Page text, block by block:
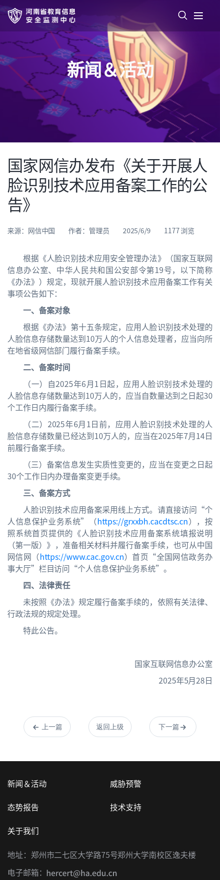
新闻＆活动
国家网信办发布《关于开展人
脸识别技术应用备案工作的公
告》
来源：网信中国 作者：管理员 2025/6/9 1177 浏览
根据《人脸识别技术应用安全管理办法》（国家互联网
信息办公室、中华人民共和国公安部令第19号，以下简称
《办法》）规定，现就开展人脸识别技术应用备案工作有关
事项公告如下：
一、备案对象
根据《办法》第十五条规定，应用人脸识别技术处理的
人脸信息存储数量达到10万人的个人信息处理者，应当向所
在地省级网信部门履行备案手续。
二、备案时间
（一）自2025年6月1日起，应用人脸识别技术处理的
人脸信息存储数量达到10万人的，应当自数量达到之日起30
个工作日内履行备案手续。
（二）2025年6月1日前，应用人脸识别技术处理的人
脸信息存储数量已经达到10万人的，应当在2025年7月14日
前履行备案手续。
（三）备案信息发生实质性变更的，应当在变更之日起
30个工作日内办理备案变更手续。
三、备案方式
人脸识别技术应用备案采用线上方式。请直接访问“个
人信息保护业务系统”（https://grxxbh.cacdtsc.cn），按
照系统首页提供的《人脸识别技术应用备案系统填报说明
（第一版）》，准备相关材料并履行备案手续，也可从中国
网信网（https://www.cac.gov.cn）首页“全国网信政务办
事大厅”栏目访问“个人信息保护业务系统”。
四、法律责任
未按照《办法》规定履行备案手续的，依照有关法律、
行政法规的规定处理。
特此公告。
国家互联网信息办公室
2025年5月28日
上一篇 返回上级 下一篇
新闻＆活动
威胁预警
态势报告
技术支持
关于我们
地址：郑州市二七区大学路75号郑州大学南校区逸夫楼
电子邮箱：